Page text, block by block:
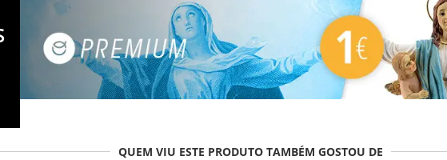
QUEM VIU ESTE PRODUTO TAMBÉM GOSTOU DE